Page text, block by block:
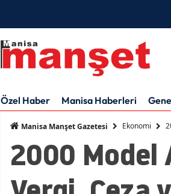
Özel Haber Manisa Haberleri
Manisa Manşet Gazetesi Ekonomi
2000 Model